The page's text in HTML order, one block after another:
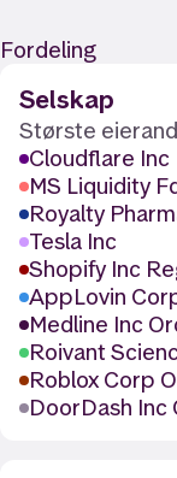
Fordeling
Selskap
Største
Cloudflare Inc
MS Liquidity
Royalty
Tesla Inc
Shopify Inc
AppLovin
Medline Inc
Roivant
Roblox Corp
DoorDash Inc